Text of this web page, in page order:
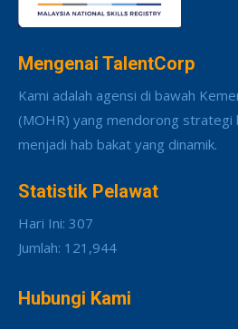
Mengenai TalentCorp
Kami adalah agensi di bawah
(MOHR) yang mendorong strategi
menjadi hab bakat yang dinamik.
Statistik Pelawat
Hari Ini: 307
Jumlah: 121,944
Hubungi Kami